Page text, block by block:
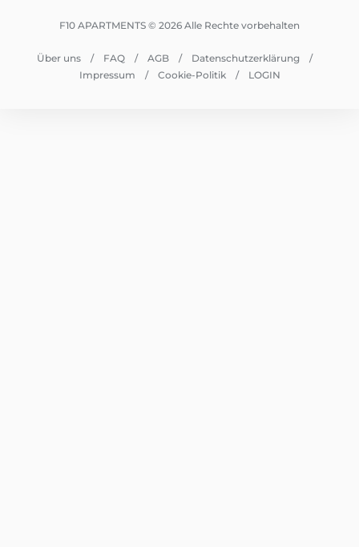
F10 APARTMENTS © 2026 Alle Rechte vorbehalten
Über uns FAQ AGB
Datenschutzerklärung
Impressum
Cookie-Politik LOGIN